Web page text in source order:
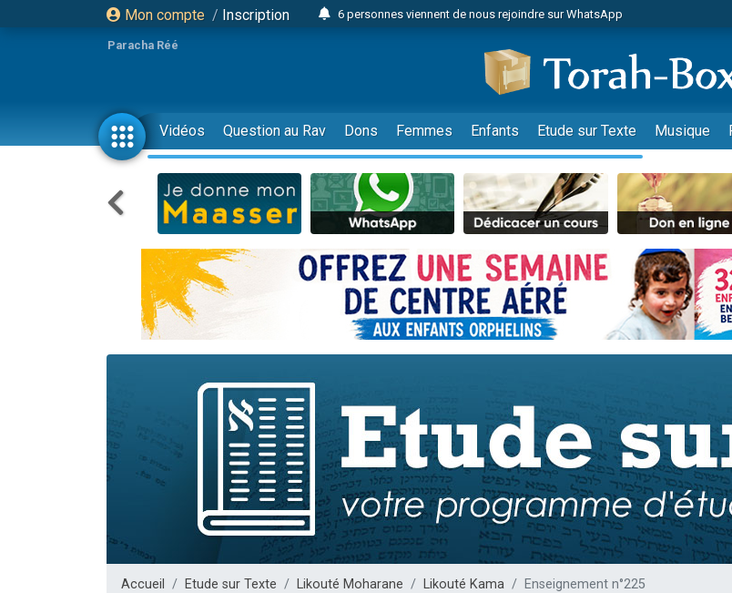
Mon compte / Inscription
6 personnes viennent de nous rejoindre sur WhatsApp
2 personnes viennent de faire un don pour 1 Journée de Vacances Pour
17 personnes viennent de demander une bénédiction
4 personnes viennent de nous rejoindre sur WhatsApp
Il reste 49 places pour étudier en groupe sur Zoom
23 personnes viennent de faire un don pour Diane, 80 ans, dans un
Eva vient de donner son Maasser
4 personnes viennent de nous rejoindre sur WhatsApp
3 personnes viennent de nous rejoindre sur WhatsApp
3 personnes viennent de faire un don pour 5 jours de vacances aux
Odaya vient de donner son Maasser
13 personnes viennent de demander une bénédiction
Il reste 49 places pour étudier en groupe sur Zoom
12 nouvelles musiques dans Torah-Box Music
3 personnes viennent de nous rejoindre sur WhatsApp
2 personnes viennent de nous rejoindre sur WhatsApp
2 personnes viennent de nous rejoindre sur WhatsApp
Paracha Réé
Vidéos Question au Rav Dons Femmes Enfants Etude sur Texte Musique
Accueil Etude sur Texte Likouté Moharane Likouté Kama Enseignement n°225